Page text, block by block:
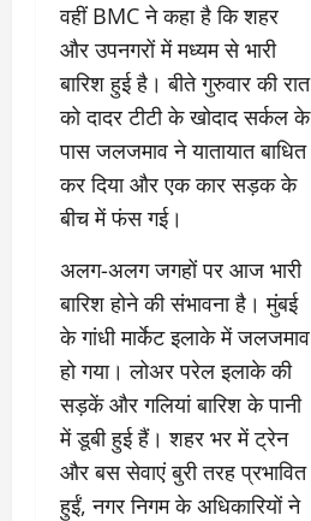
वहीं BMC ने कहा है कि शहर
और उपनगरों में मध्यम से भारी
बारिश हुई है। बीते गुरुवार की रात
को दादर टीटी के खोदाद सर्कल के
पास जलजमाव ने यातायात बाधित
कर दिया और एक कार सड़क के
बीच में फंस गई।
अलग-अलग जगहों पर आज भारी
बारिश होने की संभावना है। मुंबई
के गांधी मार्केट इलाके में जलजमाव
हो गया। लोअर परेल इलाके की
सड़कें और गलियां बारिश के पानी
में डूबी हुई हैं। शहर भर में ट्रेन
और बस सेवाएं बुरी तरह प्रभावित
हुईं, नगर निगम के अधिकारियों ने